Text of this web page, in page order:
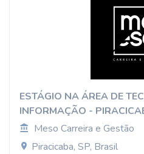
ESTÁGIO NA ÁREA DE
INFORMAÇÃO -
Meso Carreira e Gestão
Piracicaba, SP, Brasil